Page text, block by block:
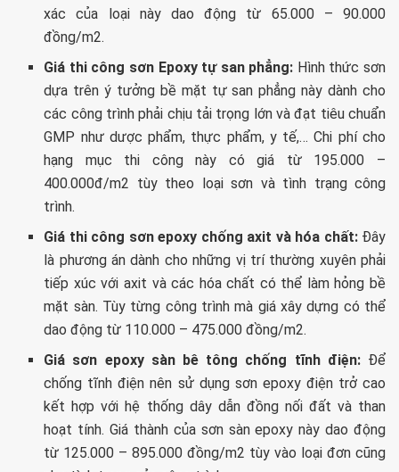
xác của loại này dao động từ 65.000 – 90.000
đồng/m2.
Giá thi công sơn Epoxy tự san phẳng: Hình thức sơn
dựa trên ý tưởng bề mặt tự san phẳng này dành cho
các công trình phải chịu tải trọng lớn và đạt tiêu chuẩn
GMP như dược phẩm, thực phẩm, y tế,… Chi phí cho
hạng mục thi công này có giá từ 195.000 –
400.000đ/m2 tùy theo loại sơn và tình trạng công
trình.
Giá thi công sơn epoxy chống axit và hóa chất:Đây
là phương án dành cho những vị trí thường xuyên phải
tiếp xúc với axit và các hóa chất có thể làm hỏng bề
mặt sàn. Tùy từng công trình mà giá xây dựng có thể
dao động từ 110.000 – 475.000 đồng/m2.
Giá sơn epoxy sàn bê tông chống tĩnh điện:Để
chống tĩnh điện nên sử dụng sơn epoxy điện trở cao
kết hợp với hệ thống dây dẫn đồng nối đất và than
hoạt tính. Giá thành của sơn sàn epoxy này dao động
từ 125.000 – 895.000 đồng/m2 tùy vào loại đơn cũng